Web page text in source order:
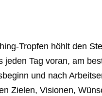
Tropfen höhlt den
jeden Tag voran, am
und nach
Zielen, Visionen,